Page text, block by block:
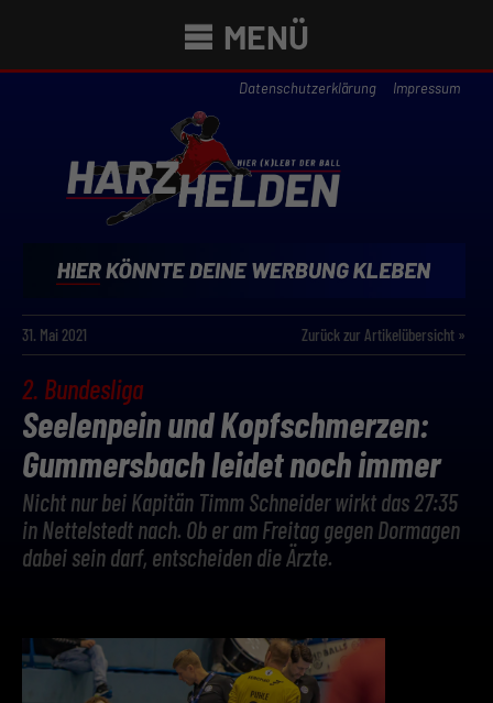
MENÜ
Datenschutzerklärung Impressum
31. Mai 2021 Zurück zur Artikelübersicht »
2. Bundesliga
Seelenpein und Kopfschmerzen:
Gummersbach leidet noch immer
Nicht nur bei Kapitän Timm Schneider wirkt das 27:35
in Nettelstedt nach. Ob er am Freitag gegen Dormagen
dabei sein darf, entscheiden die Ärzte.